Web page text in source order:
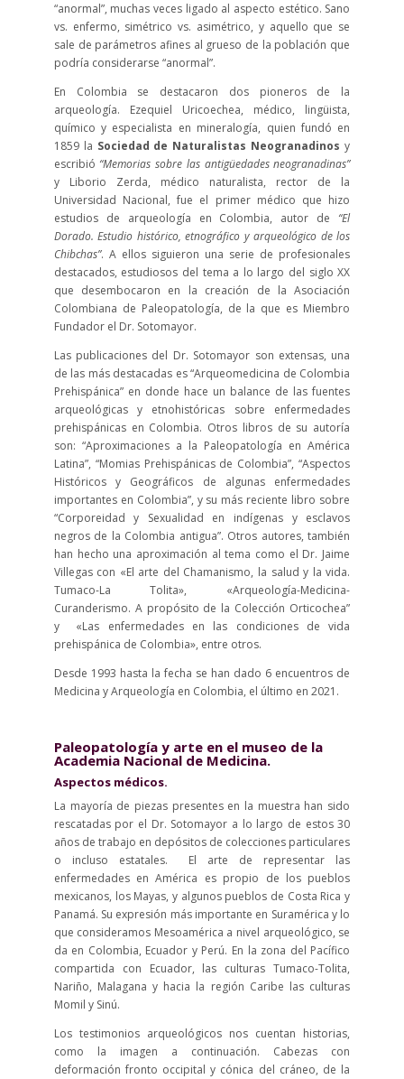
“anormal”, muchas veces ligado al aspecto estético. Sano
vs. enfermo, simétrico vs. asimétrico, y aquello que se
sale de parámetros afines al grueso de la población que
podría considerarse “anormal”.
En Colombia se destacaron dos pioneros de la
arqueología. Ezequiel Uricoechea, médico, lingüista,
químico y especialista en mineralogía, quien fundó en
1859 la Sociedad de Naturalistas Neogranadinos y
escribió “Memorias sobre las antigüedades neogranadinas”
y Liborio Zerda, médico naturalista, rector de la
Universidad Nacional, fue el primer médico que hizo
estudios de arqueología en Colombia, autor de “El
Dorado. Estudio histórico, etnográfico y arqueológico de los
Chibchas”. A ellos siguieron una serie de profesionales
destacados, estudiosos del tema a lo largo del siglo XX
que desembocaron en la creación de la Asociación
Colombiana de Paleopatología, de la que es Miembro
Fundador el Dr. Sotomayor.
Las publicaciones del Dr. Sotomayor son extensas, una
de las más destacadas es “Arqueomedicina de Colombia
Prehispánica” en donde hace un balance de las fuentes
arqueológicas y etnohistóricas sobre enfermedades
prehispánicas en Colombia. Otros libros de su autoría
son: “Aproximaciones a la Paleopatología en América
Latina”, “Momias Prehispánicas de Colombia”, “Aspectos
Históricos y Geográficos de algunas enfermedades
importantes en Colombia”, y su más reciente libro sobre
“Corporeidad y Sexualidad en indígenas y esclavos
negros de la Colombia antigua”. Otros autores, también
han hecho una aproximación al tema como el Dr. Jaime
Villegas con «El arte del Chamanismo, la salud y la vida.
Tumaco-La Tolita», «Arqueología-Medicina-
Curanderismo. A propósito de la Colección Orticochea”
y «Las enfermedades en las condiciones de vida
prehispánica de Colombia», entre otros.
Desde 1993 hasta la fecha se han dado 6 encuentros de
Medicina y Arqueología en Colombia, el último en 2021.
Paleopatología y arte en el museo de la
Academia Nacional de Medicina.
Aspectos médicos.
La mayoría de piezas presentes en la muestra han sido
rescatadas por el Dr. Sotomayor a lo largo de estos 30
años de trabajo en depósitos de colecciones particulares
o incluso estatales. El arte de representar las
enfermedades en América es propio de los pueblos
mexicanos, los Mayas, y algunos pueblos de Costa Rica y
Panamá. Su expresión más importante en Suramérica y lo
que consideramos Mesoamérica a nivel arqueológico, se
da en Colombia, Ecuador y Perú. En la zona del Pacífico
compartida con Ecuador, las culturas Tumaco-Tolita,
Nariño, Malagana y hacia la región Caribe las culturas
Momil y Sinú.
Los testimonios arqueológicos nos cuentan historias,
como la imagen a continuación. Cabezas con
deformación fronto occipital y cónica del cráneo, de la